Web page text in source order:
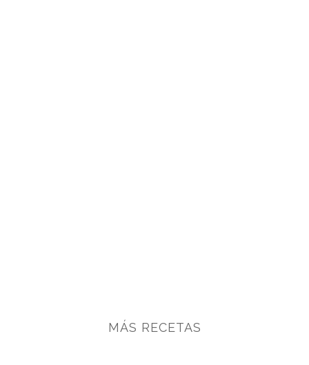
MÁS RECETAS